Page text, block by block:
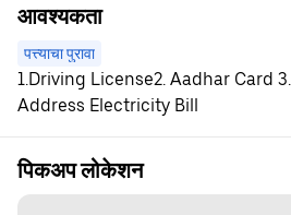
आवश्यकता
पत्त्याचा पुरावा
1.Driving License2. Aadhar Card
Address Electricity Bill
पिकअप लोकेशन